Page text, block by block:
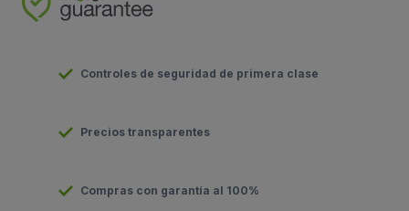
Controles de seguridad de primera clase
Precios transparentes
Compras con garantía al 100%